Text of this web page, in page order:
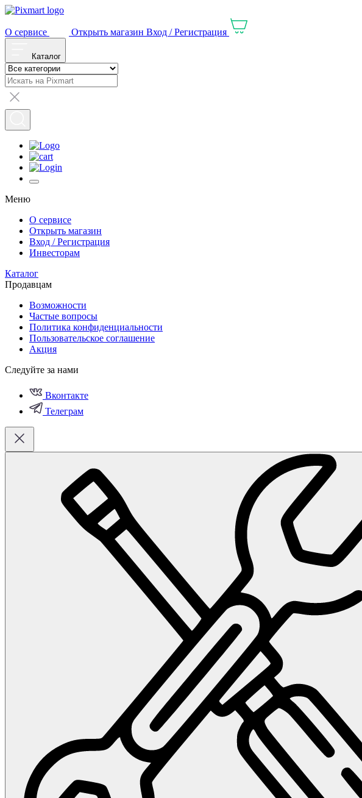
О сервисе Открыть магазин Вход / Регистрация
Каталог
Меню
О сервисе
Открыть магазин
Вход / Регистрация
Инвесторам
Каталог
Продавцам
Возможности
Частые вопросы
Политика конфиденциальности
Пользовательское соглашение
Акция
Следуйте за нами
Вконтакте
Телеграм